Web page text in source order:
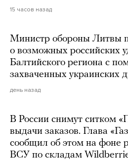
15 часов назад
Министр обороны Литвы
о возможных российских
Балтийского региона с
захваченных украинских
день назад
В России снимут ситком
выдачи заказов. Глава
сообщил об этом на фоне
ВСУ по складам